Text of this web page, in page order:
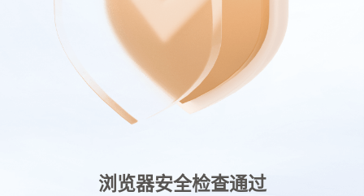
浏览器安全检查通过